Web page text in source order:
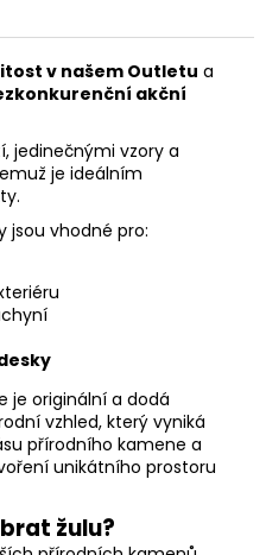
v našem Outletu a
akční
jedinečnými vzory a
je ideálním
jsou vhodné pro:
je originální a dodá
vzhled, který vyniká
přírodního kamene a
unikátního prostoru
žulu?